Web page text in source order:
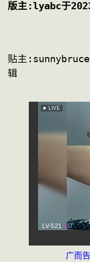
版主:lyabc于
贴主
辑
广而